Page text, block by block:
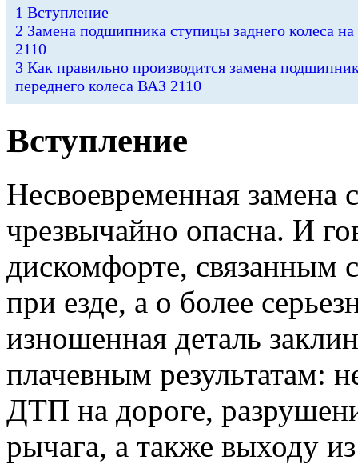
1 Вступление
2 Замена подшипника ступицы заднего колеса
2110
3 Как правильно производится замена
переднего колеса ВАЗ 2110
Вступление
Несвоевременная
чрезвычайно опасна. И
дискомфорте, связанным
при езде, а о более
изношенная деталь
плачевным результатам:
ДТП на дороге,
рычага, а также выходу